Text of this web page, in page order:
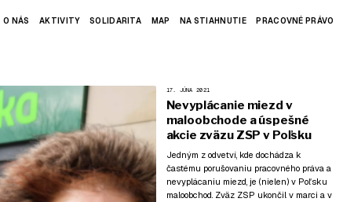
O NÁS AKTIVITY SOLIDARITA MAP NA STIAHNUTIE PRACOVNÉ PRÁVO
17. JÚNA 2021
Nevyplácanie miezd v
maloobchode a úspešné
akcie zväzu ZSP v Poľsku
Jedným z odvetví, kde dochádza k
častému porušovaniu pracovného práva a
nevyplácaniu miezd, je (nielen) v Poľsku
maloobchod. Zväz ZSP ukončil v marci a v